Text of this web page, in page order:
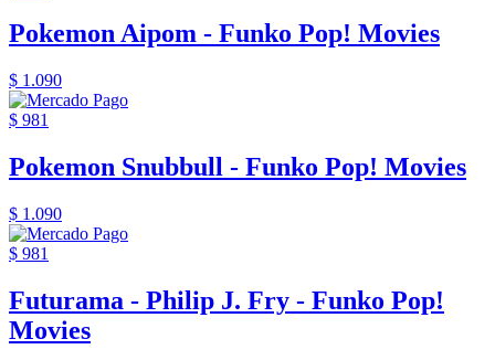
Pokemon Aipom - Funko Pop! Movies
$ 1.090
$ 981
Pokemon Snubbull - Funko Pop! Movies
$ 1.090
$ 981
Futurama - Philip J. Fry - Funko Pop!
Movies